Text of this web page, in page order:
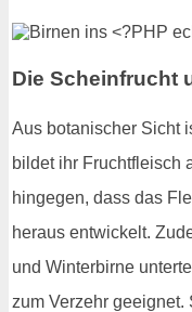
Die Scheinfrucht
Aus botanischer Sicht
bildet ihr Fruchtfleisch
hingegen, dass das
heraus entwickelt.
und Winterbirne
zum Verzehr